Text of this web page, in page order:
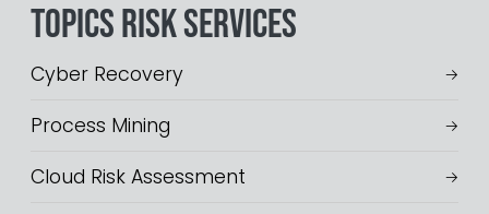
Topics Risk services
Cyber Recovery
Process Mining
Cloud Risk Assessment